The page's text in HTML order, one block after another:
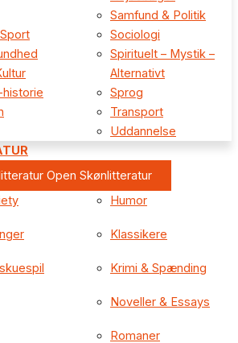
Samfund & Politik
Sociologi
Spirituelt – Mystik –
Alternativt
Sprog
Transport
Uddannelse
Open Skønlitteratur
Humor
Klassikere
Krimi & Spænding
Noveller & Essays
Romaner